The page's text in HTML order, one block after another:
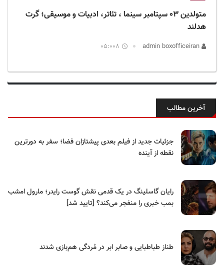
متولدین ۰۳ سپتامبر سینما ، تئاتر، ادبیات و موسیقی؛ گرت
هدلند
05:008
آخرین مطالب
جزئیات جدید از فیلم بعدی پیشتازان فضا؛ سفر به دورترین
نقطه از آینده
رایان گاسلینگ در یک قدمی نقش گوست رایدر؛ مارول امشب
بمب خبری را منفجر می‌کند؟ [تایید شد]
طناز طباطبایی و صابر ابر در مُردگی هم‌بازی شدند